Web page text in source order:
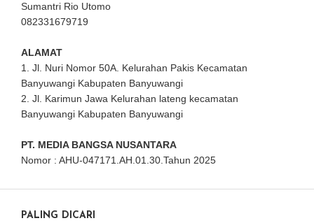
Sumantri Rio Utomo
082331679719
ALAMAT
1. Jl. Nuri Nomor 50A. Kelurahan Pakis Kecamatan
Banyuwangi Kabupaten Banyuwangi
2. Jl. Karimun Jawa Kelurahan lateng kecamatan
Banyuwangi Kabupaten Banyuwangi
PT. MEDIA BANGSA NUSANTARA
Nomor : AHU-047171.AH.01.30.Tahun 2025
PALING DICARI